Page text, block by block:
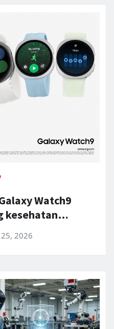
Watch9
kesehatan…
25, 2026